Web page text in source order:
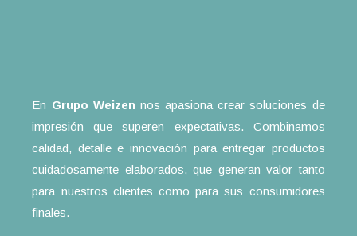
En Grupo Weizen nos apasiona crear soluciones de
impresión que superen expectativas. Combinamos
calidad, detalle e innovación para entregar productos
cuidadosamente elaborados, que generan valor tanto
para nuestros clientes como para sus consumidores
finales.